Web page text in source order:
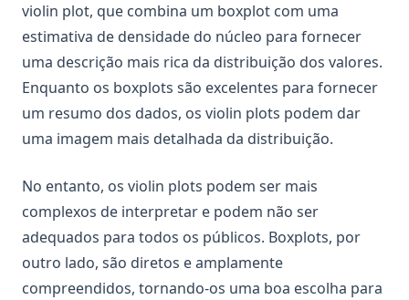
violin plot, que combina um boxplot com uma
estimativa de densidade do núcleo para fornecer
uma descrição mais rica da distribuição dos valores.
Enquanto os boxplots são excelentes para fornecer
um resumo dos dados, os violin plots podem dar
uma imagem mais detalhada da distribuição.
No entanto, os violin plots podem ser mais
complexos de interpretar e podem não ser
adequados para todos os públicos. Boxplots, por
outro lado, são diretos e amplamente
compreendidos, tornando-os uma boa escolha para